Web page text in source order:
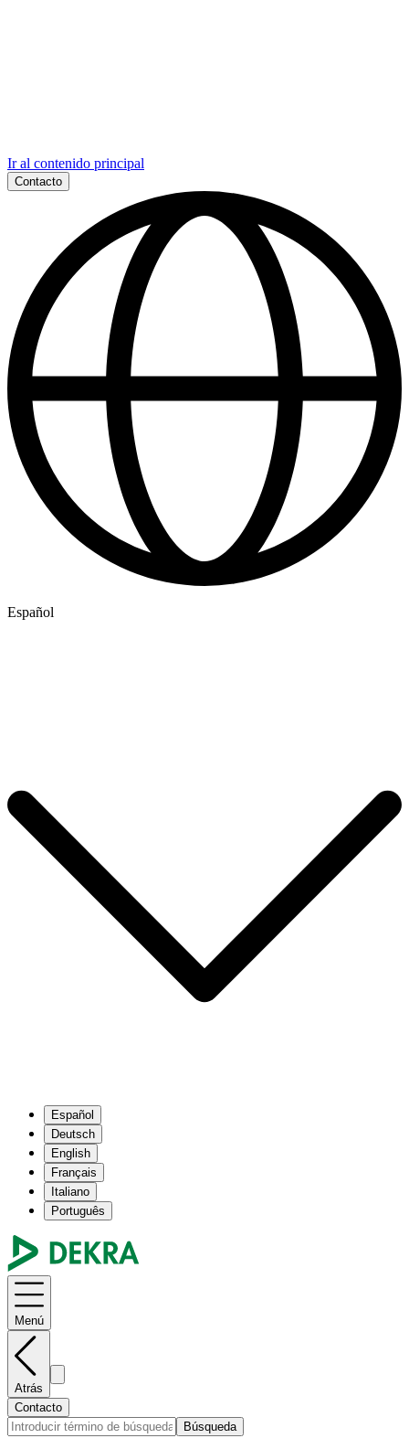
Ir al contenido principal
Contacto
Español
Español
Deutsch
English
Français
Italiano
Português
Menú
Atrás
Contacto
Búsqueda